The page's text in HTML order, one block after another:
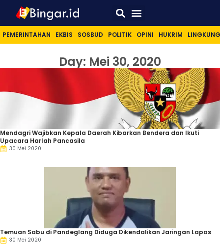
PEMERINTAHAN EKBIS SOSBUD POLITIK OPINI HUKRIM
Day: Mei 30, 2020
Mendagri Wajibkan Kepala Daerah Kibarkan Bendera dan Ikuti
Upacara Harlah Pancasila
30 Mei 2020
Temuan Sabu di Pandeglang Diduga Dikendalikan Jaringan Lapas
30 Mei 2020